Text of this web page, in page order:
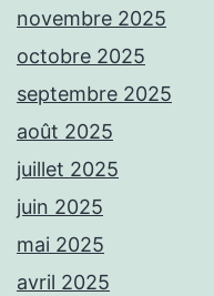
novembre 2025
octobre 2025
septembre 2025
août 2025
juillet 2025
juin 2025
mai 2025
avril 2025